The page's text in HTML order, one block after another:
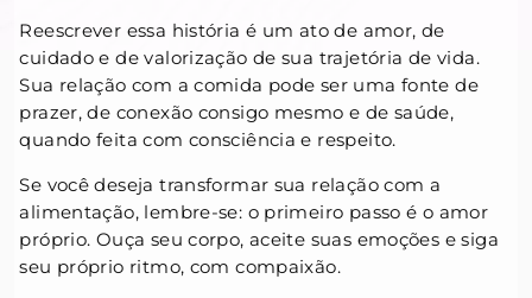
Reescrever essa história é um ato de amor, de
cuidado e de valorização de sua trajetória de vida.
Sua relação com a comida pode ser uma fonte de
prazer, de conexão consigo mesmo e de saúde,
quando feita com consciência e respeito.
Se você deseja transformar sua relação com a
alimentação, lembre-se: o primeiro passo é o amor
próprio. Ouça seu corpo, aceite suas emoções e siga
seu próprio ritmo, com compaixão.